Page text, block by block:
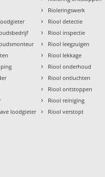
loodgieter
› Rioleringswerk
› Riool detectie
› Riool inspectie
› Riool leegzuigen
› Riool lekkage
› Riool onderhoud
› Riool ontluchten
› Riool ontstoppen
› Riool reiniging
› Riool verstopt